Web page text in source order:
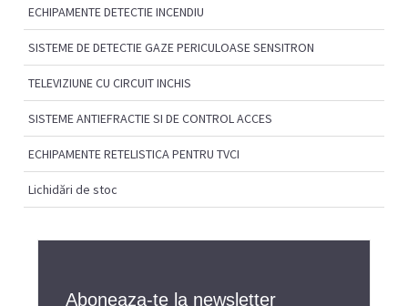
ECHIPAMENTE DETECTIE INCENDIU
SISTEME DE DETECTIE GAZE PERICULOASE SENSITRON
TELEVIZIUNE CU CIRCUIT INCHIS
SISTEME ANTIEFRACTIE SI DE CONTROL ACCES
ECHIPAMENTE RETELISTICA PENTRU TVCI
Lichidări de stoc
Aboneaza-te la newsletter